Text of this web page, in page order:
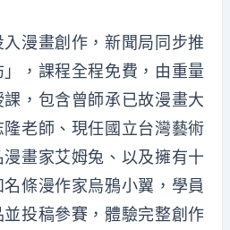
漫畫創作，新聞局同步推
，課程全程免費，由重量
，包含曾師承已故漫畫大
老師、現任國立台灣藝術
畫家艾姆兔、以及擁有十
條漫作家烏鴉小翼，學員
投稿參賽，體驗完整創作